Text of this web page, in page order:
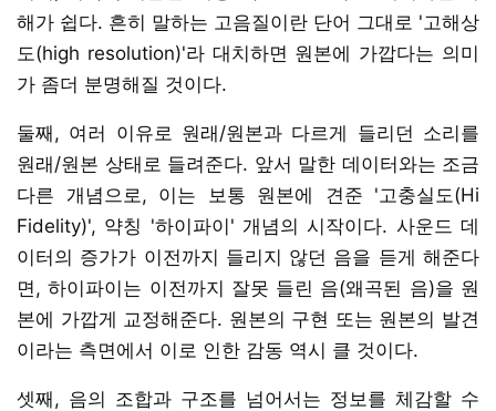
해가 쉽다. 흔히 말하는 고음질이란 단어 그대로 '고해상
도(high resolution)'라 대치하면 원본에 가깝다는 의미
가 좀더 분명해질 것이다.
둘째, 여러 이유로 원래/원본과 다르게 들리던 소리를
원래/원본 상태로 들려준다. 앞서 말한 데이터와는 조금
다른 개념으로, 이는 보통 원본에 견준 '고충실도(Hi
Fidelity)', 약칭 '하이파이' 개념의 시작이다. 사운드 데
이터의 증가가 이전까지 들리지 않던 음을 듣게 해준다
면, 하이파이는 이전까지 잘못 들린 음(왜곡된 음)을 원
본에 가깝게 교정해준다. 원본의 구현 또는 원본의 발견
이라는 측면에서 이로 인한 감동 역시 클 것이다.
셋째, 음의 조합과 구조를 넘어서는 정보를 체감할 수